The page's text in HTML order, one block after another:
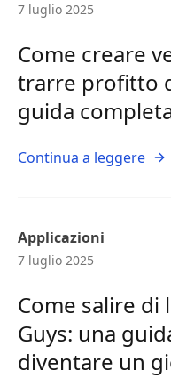
7 luglio 2025
Come creare
trarre profitto
guida
Continua a leggere
Applicazioni
7 luglio 2025
Come salire di
Guys: una
diventare un